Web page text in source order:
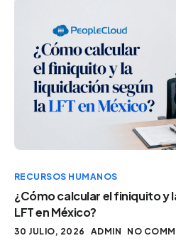
RECURSOS HUMANOS
¿Cómo calcular el finiquito y
LFT en México?
30 JULIO, 2026 ADMIN NO